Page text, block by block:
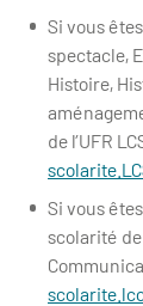
Si vous
spectacle,
Histoire,
de l’UFR
Si vous
scolarité de